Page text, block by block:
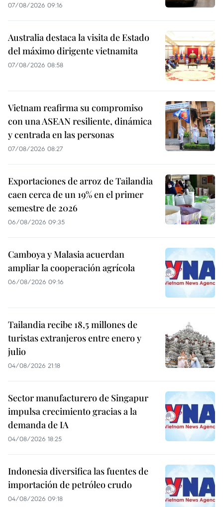
07/08/2026 09:16
Australia destaca la visita de Estado
del máximo dirigente vietnamita
07/08/2026 08:58
Vietnam reafirma su compromiso
con una ASEAN resiliente, dinámica
y centrada en las personas
07/08/2026 08:27
Exportaciones de arroz de Tailandia
caen cerca de un 19% en el primer
semestre de 2026
06/08/2026 09:35
Camboya y Malasia acuerdan
ampliar la cooperación agrícola
06/08/2026 09:16
Tailandia recibe 18,5 millones de
turistas extranjeros entre enero y
julio
04/08/2026 21:18
Sector manufacturero de Singapur
impulsa crecimiento gracias a la
demanda de IA
04/08/2026 18:25
Indonesia diversifica las fuentes de
importación de petróleo crudo
04/08/2026 09:18